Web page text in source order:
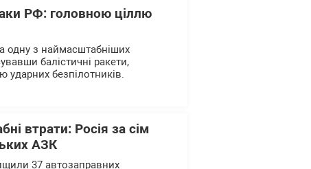
РФ: головною ціллю
одну з наймасштабніших
балістичні ракети,
ударних безпілотників.
втрати: Росія за сім
АЗК
37 автозаправних